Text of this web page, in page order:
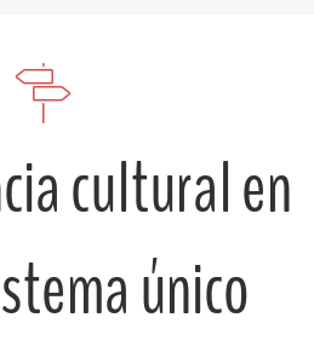
cultural en
único